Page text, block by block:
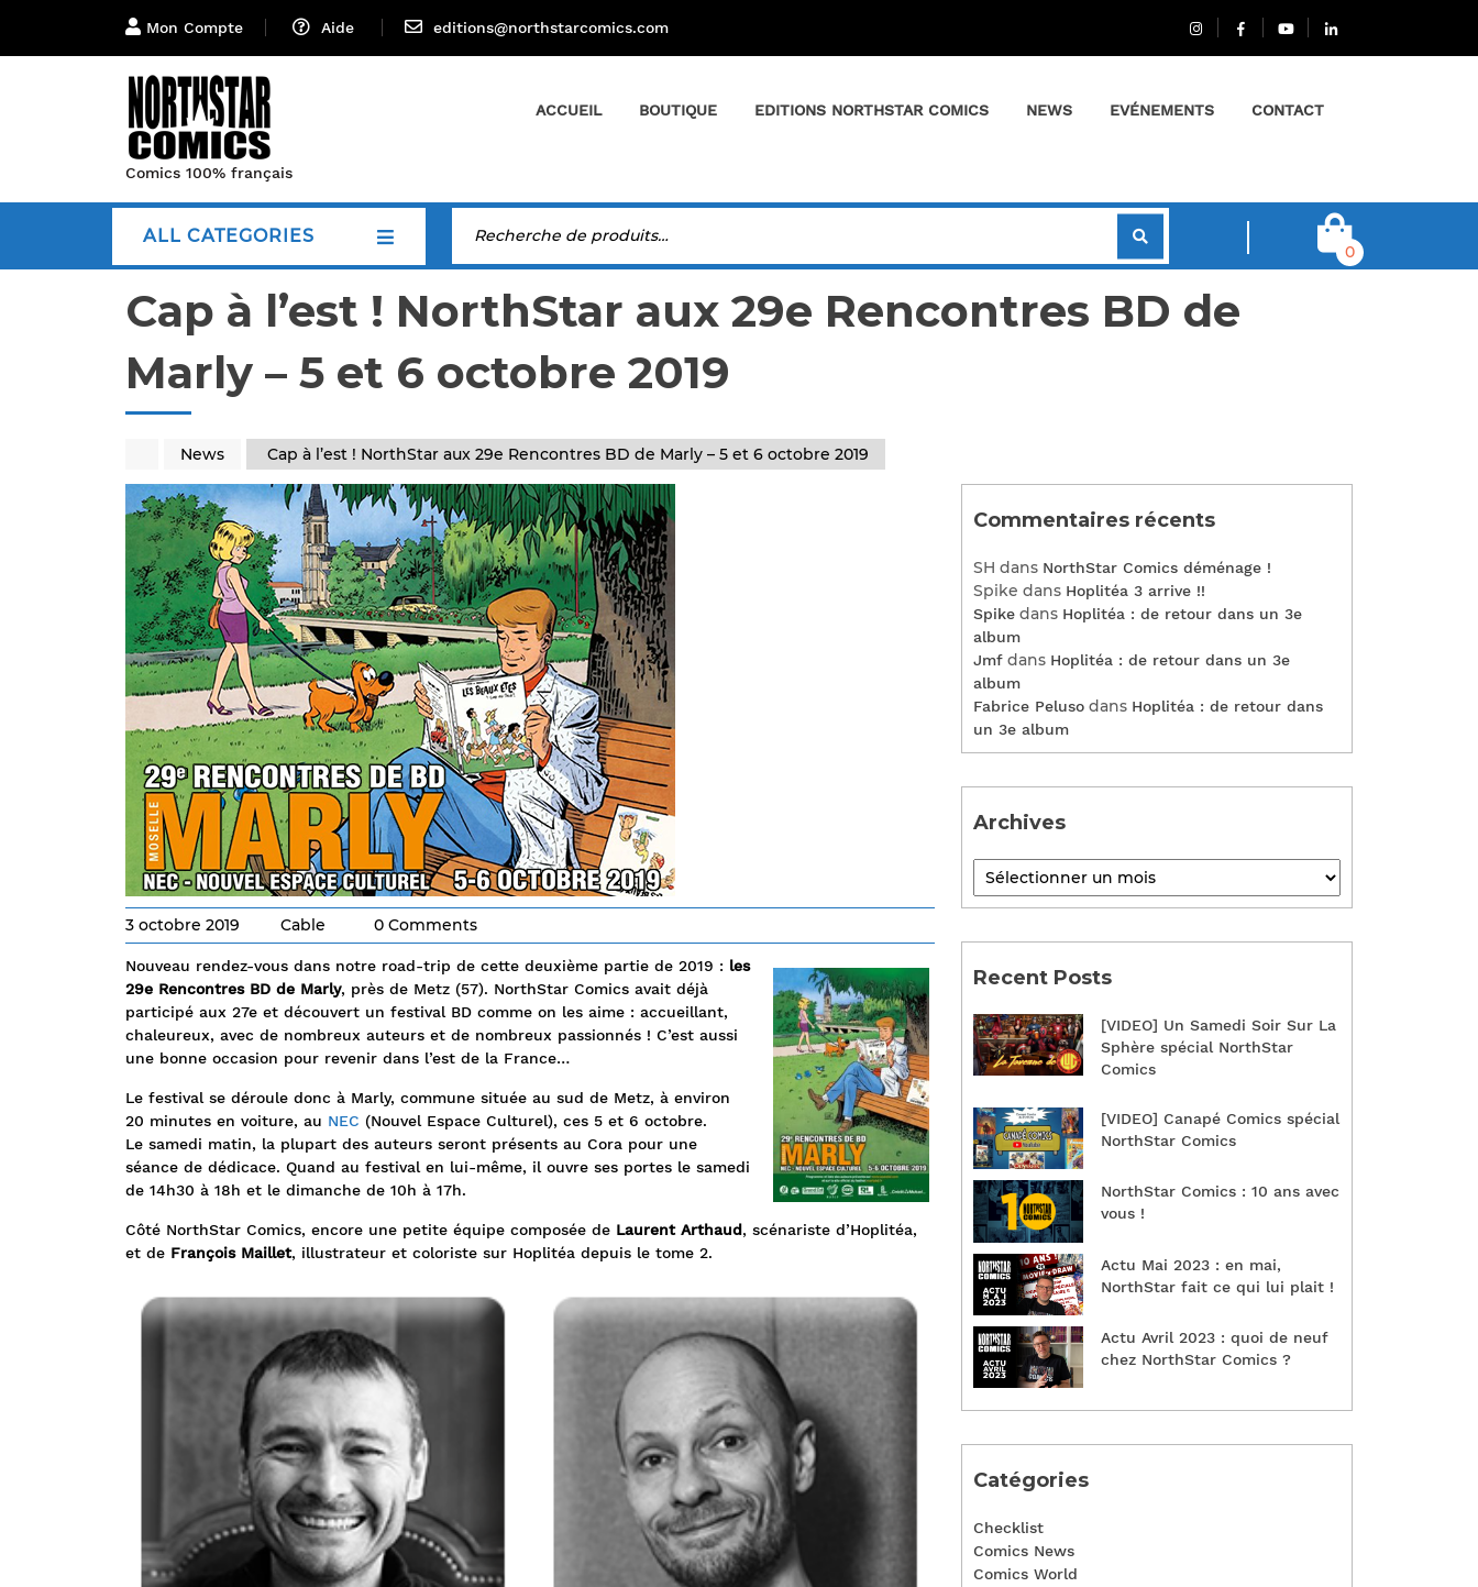
Mon Compte Aide editions@northstarcomics.com
Comics 100% français
ACCUEIL BOUTIQUE EDITIONS NORTHSTAR COMICS NEWS EVÉNEMENTS CONTACT
ALL CATEGORIES
0
Cap à l’est ! NorthStar aux 29e Rencontres BD de
Marly – 5 et 6 octobre 2019
News Cap à l’est ! NorthStar aux 29e Rencontres BD de Marly – 5 et 6 octobre 2019
3 octobre 2019 Cable 0 Comments
Nouveau rendez-vous dans notre road-trip de cette deuxième partie de 2019 : les
29e Rencontres BD de Marly, près de Metz (57). NorthStar Comics avait déjà
participé aux 27e et découvert un festival BD comme on les aime : accueillant,
chaleureux, avec de nombreux auteurs et de nombreux passionnés ! C’est aussi
une bonne occasion pour revenir dans l’est de la France…
Le festival se déroule donc à Marly, commune située au sud de Metz, à environ
20 minutes en voiture, au NEC (Nouvel Espace Culturel), ces 5 et 6 octobre.
Le samedi matin, la plupart des auteurs seront présents au Cora pour une
séance de dédicace. Quand au festival en lui-même, il ouvre ses portes le samedi
de 14h30 à 18h et le dimanche de 10h à 17h.
Côté NorthStar Comics, encore une petite équipe composée de Laurent Arthaud, scénariste d’Hoplitéa,
et de François Maillet, illustrateur et coloriste sur Hoplitéa depuis le tome 2.
Commentaires récents
SH dans NorthStar Comics déménage !
Spike dans Hoplitéa 3 arrive !!
Spike dans Hoplitéa : de retour dans un 3e
album
Jmf dans Hoplitéa : de retour dans un 3e
album
Fabrice Peluso dans Hoplitéa : de retour dans
un 3e album
Archives
Recent Posts
[VIDEO] Un Samedi Soir Sur La
Sphère spécial NorthStar
Comics
[VIDEO] Canapé Comics spécial
NorthStar Comics
NorthStar Comics : 10 ans avec
vous !
Actu Mai 2023 : en mai,
NorthStar fait ce qui lui plait !
Actu Avril 2023 : quoi de neuf
chez NorthStar Comics ?
Catégories
Checklist
Comics News
Comics World